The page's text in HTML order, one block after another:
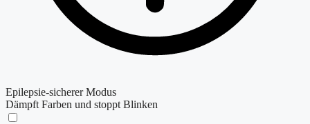
Epilepsie-sicherer Modus
Dämpft Farben und stoppt Blinken